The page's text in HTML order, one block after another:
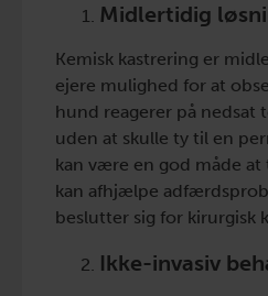
Midlertidig
Kemisk kastrering er
ejere mulighed for at
hund reagerer på nedsat
uden at skulle ty til en
kan være en god måde at
kan afhjælpe
beslutter sig for kirurgisk
Ikke-invasiv